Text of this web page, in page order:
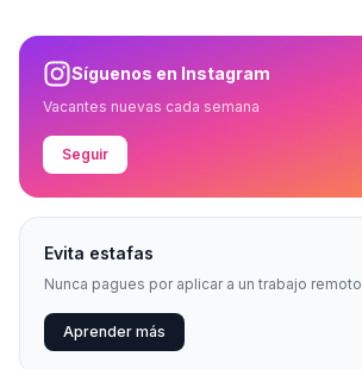
Síguenos en Instagram
Vacantes nuevas cada semana
Seguir
Evita estafas
Nunca pagues por aplicar a un trabajo remoto
Aprender más